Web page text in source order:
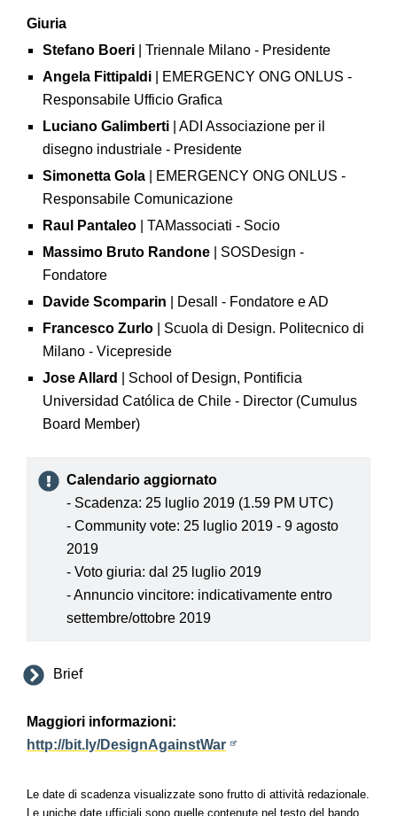
Giuria
Stefano Boeri| Triennale Milano - Presidente
Angela Fittipaldi| EMERGENCY ONG ONLUS -
Responsabile Ufficio Grafica
Luciano Galimberti| ADI Associazione per il
disegno industriale - Presidente
Simonetta Gola| EMERGENCY ONG ONLUS -
Responsabile Comunicazione
Raul Pantaleo| TAMassociati - Socio
Massimo Bruto Randone| SOSDesign -
Fondatore
Davide Scomparin | Desall - Fondatore e AD
Francesco Zurlo| Scuola di Design. Politecnico di
Milano - Vicepreside
Jose Allard
| School of Design, Pontificia
Universidad Católica de Chile - Director (Cumulus
Board Member)
Calendario aggiornato
- Scadenza: 25 luglio 2019 (1.59 PM UTC)
- Community vote: 25 luglio 2019 - 9 agosto
2019
- Voto giuria: dal 25 luglio 2019
- Annuncio vincitore: indicativamente entro
settembre/ottobre 2019
Brief
Maggiori informazioni:
http://bit.ly/DesignAgainstWar
Le date di scadenza visualizzate sono frutto di attività redazionale.
Le uniche date ufficiali sono quelle contenute nel testo del bando